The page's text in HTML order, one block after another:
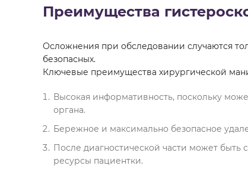
Преимущества
Осложнения при обследовании случаются
безопасных.
Ключевые преимущества хирургической
Высокая информативность, поскольку
органа.
Бережное и максимально безопасное
После диагностической части может быть
ресурсы пациентки.